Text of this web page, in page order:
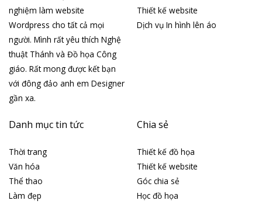
nghiệm làm website
Wordpress cho tất cả mọi
người. Mình rất yêu thích Nghệ
thuật Thánh và Đồ họa Công
giáo. Rất mong được kết bạn
với đông đảo anh em Designer
gần xa.
Thiết kế website
Dịch vụ In hình lên áo
Danh mục tin tức
Thời trang
Văn hóa
Thể thao
Làm đẹp
Chia sẻ
Thiết kế đồ họa
Thiết kế website
Góc chia sẻ
Học đồ họa